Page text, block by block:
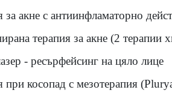
за акне с антиинфламаторно
терапия за акне (2 терапии
- ресърфейсинг на цяло лице
при косопад с мезотерапия